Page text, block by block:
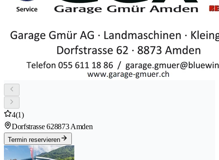
4(1)
Dorfstrasse 628873 Amden
Termin reservieren